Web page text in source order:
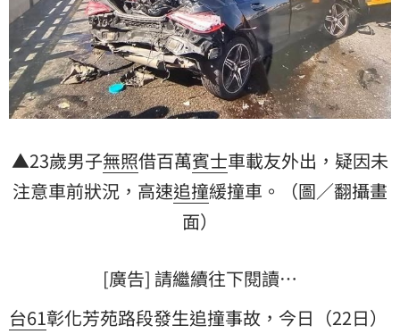
▲23歲男子無照借百萬賓士車載友外出，疑因未
注意車前狀況，高速追撞緩撞車。（圖／翻攝畫
面）
[廣告] 請繼續往下閱讀…
台61彰化芳苑路段發生追撞事故，今日（22日）